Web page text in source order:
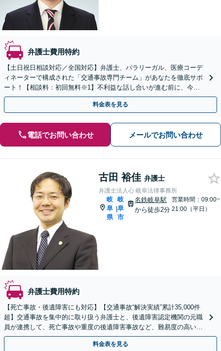
弁護士費用特約
【土日祝日相談対応／全国対応】弁護士、パラリーガル、医療コーデ
ィネーターで構成された「交通事故専門チーム」があなたを徹底サポ
ート！【相談料：初回無料※1】不利益な話し合いが進む前に、今す
ぐ相談！
料金表を見る
電話でお問い合わせ メールでお問い合わせ
古田 裕佳 弁護士
弁護士法人心 岐阜法律事務所
岐
阜
県
|
岐
阜
市
名鉄岐阜駅
から徒歩2分
営業時間：09:00~
21:00（平日）
弁護士費用特約
【死亡事故・後遺障害にも対応】【交通事故“解決実績”累計35,000件
超】交通事故を集中的に取り扱う弁護士と、後遺障害認定機関の元職
員が連携して、死亡事故や重度の後遺障害事故など、難易度の高い事
案についても対応させていただきます。
料金表を見る